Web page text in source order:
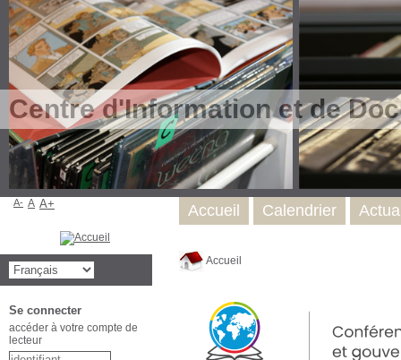
Centre d'Information et de
Accueil
Accueil Calendrier
A- A A+
Se connecter
accéder à votre compte de
lecteur